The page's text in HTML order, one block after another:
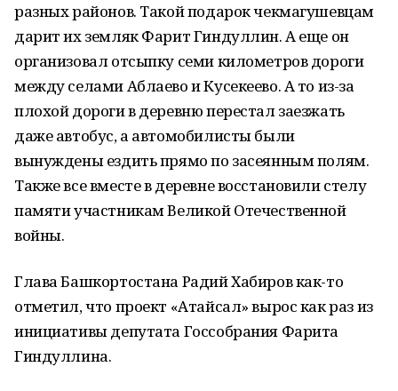
разных районов. Такой подарок чекмагушевцам
дарит их земляк Фарит Гиндуллин. А еще он
организовал отсыпку семи километров дороги
между селами Аблаево и Кусекеево. А то из-за
плохой дороги в деревню перестал заезжать
даже автобус, а автомобилисты были
вынуждены ездить прямо по засеянным полям.
Также все вместе в деревне восстановили стелу
памяти участникам Великой Отечественной
войны.
Глава Башкортостана Радий Хабиров как-то
отметил, что проект «Атайсал» вырос как раз из
инициативы депутата Госсобрания Фарита
Гиндуллина.